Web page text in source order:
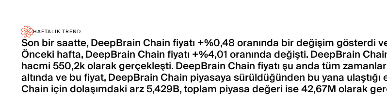
HAFTALIK TREND
Son bir saatte, DeepBrain Chain fiyatı +%0,48 oranında bir değişim gösterdi
Önceki hafta, DeepBrain Chain fiyatı +%4,01 oranında değişti. DeepBrain
hacmi 550,2k olarak gerçekleşti. DeepBrain Chain fiyatı şu anda tüm
altında ve bu fiyat, DeepBrain Chain piyasaya sürüldüğünden bu yana
Chain için dolaşımdaki arz 5,429B, toplam piyasa değeri ise 42,67M olarak